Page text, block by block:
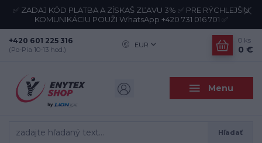
✅ ZADAJ KÓD PLATBA A ZÍSKAŠ ZĽAVU 3% ✅ PRE RÝCHLEJŠIU
KOMUNIKÁCIU POUŽI WhatsApp +420 731 016 701 ✅
Menu
EUR
Hľadať
+420 601 225 316
(Po-Pia 10-13 hod.)
0 ks
0 €